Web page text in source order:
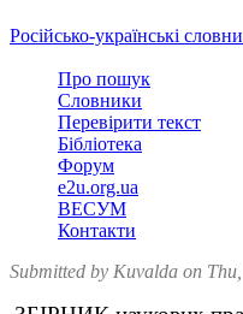
Skip
content
Російсько-українські
Про пошук
Словники
Перевірити текст
Бібліотека
Форум
e2u.org.ua
ВЕСУМ
Контакти
Submitted by Kuvalda on